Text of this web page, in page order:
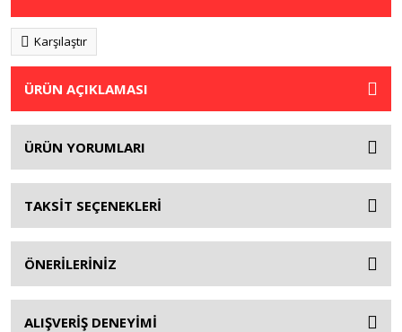
Karşılaştır
ÜRÜN AÇIKLAMASI
ÜRÜN YORUMLARI
TAKSİT SEÇENEKLERİ
ÖNERİLERİNİZ
ALIŞVERİŞ DENEYİMİ